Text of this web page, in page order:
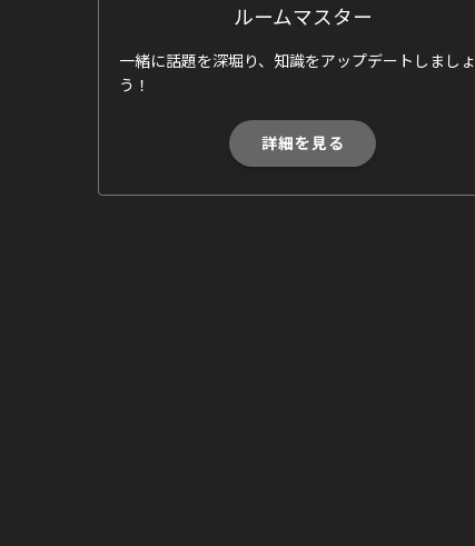
ルームマスター
一緒に話題を深堀り、知識をアップデートしましょ
う！
詳細を見る